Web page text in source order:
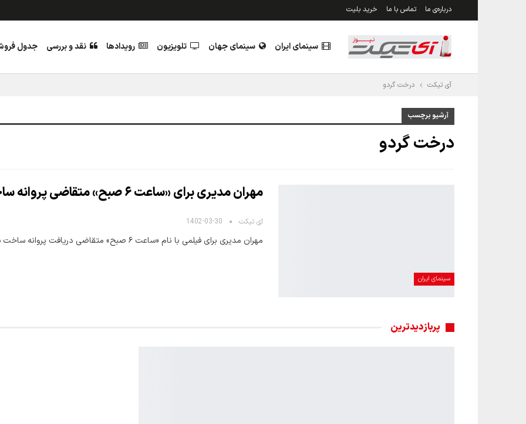
درباره‌ی ما تماس با ما خرید بلیت
سینمای ایران سینمای جهان تلویزیون رویدادها نقد و بررسی جدول
آی تیکت درخت گردو
آرشیو برچسب
درخت گردو
سینمای ایران
مهران مدیری برای «ساعت ۶ صبح» متقاضی پروانه ساخت شد
آی تیکت 1402-03-30
مهران مدیری برای فیلمی با نام «ساعت ۶ صبح» متقاضی دریافت پروانه ساخت شده است.
پربازدیدترین